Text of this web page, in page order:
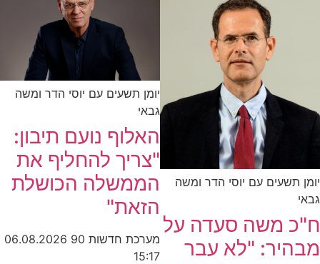
יומן תשעים עם יוסי הדר ומשה
גבאי
ח"כ משה סעדה על
מבהיר: "לא עבר
יומן תשעים עם יוסי הדר ומשה
גבאי
האלוף נועם תיבון:
"צריך להחליף את
הממשלה הכושלת
הזאת"
מערכת חדשות 90
06.08.2026
15:17